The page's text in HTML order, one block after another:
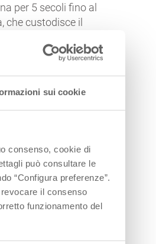
sui cookie
consenso, cookie di
può consultare le
“Configura preferenze”.
il consenso
funzionamento del
per 5 secoli fino al
che custodisce il
di conoscere i
delle Clarisse
e si potrà anche
Benedettina di